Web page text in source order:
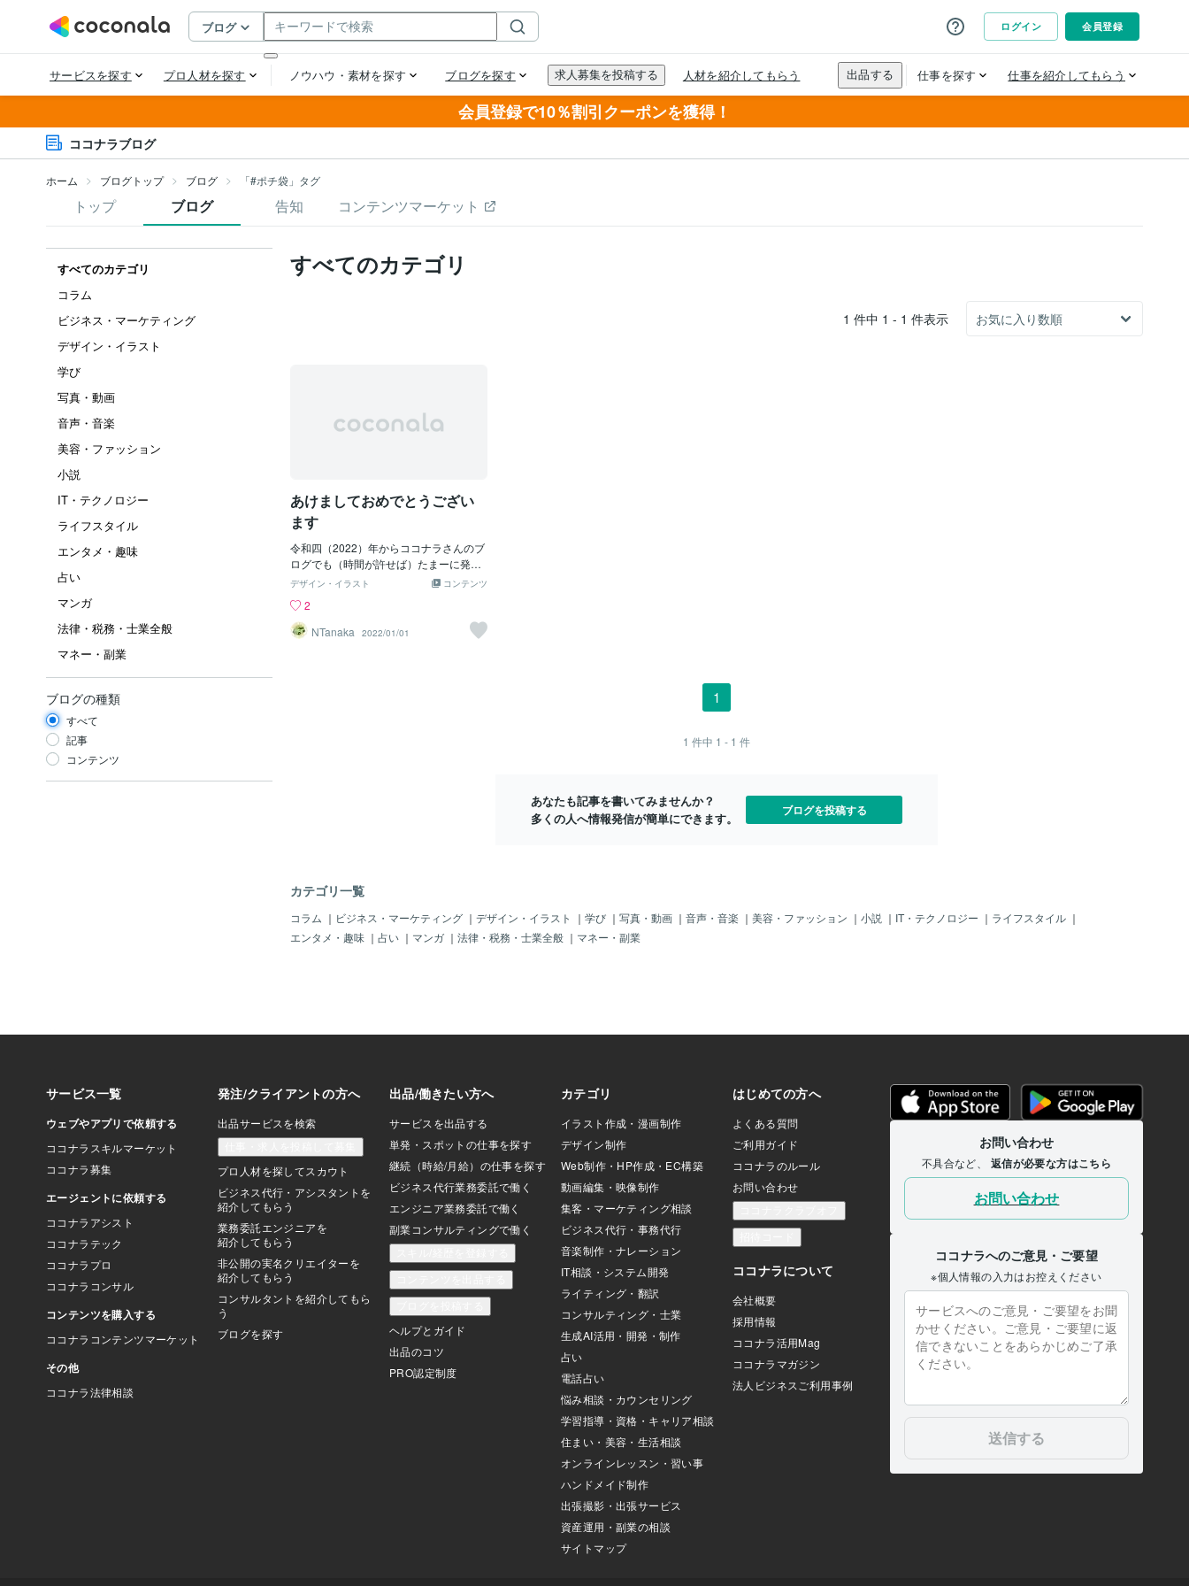
会員登録で10％割引クーポンを獲得！
ココナラブログ
ホーム ブログトップ ブログ 「#ポチ袋」タグ
トップ ブログ 告知 コンテンツマーケット
すべてのカテゴリ
コラム
ビジネス・マーケティング
デザイン・イラスト
学び
写真・動画
音声・音楽
美容・ファッション
小説
IT・テクノロジー
ライフスタイル
エンタメ・趣味
占い
マンガ
法律・税務・士業全般
マネー・副業
ブログの種類
すべて
記事
コンテンツ
すべてのカテゴリ
1 件中 1 - 1 件表示
あけましておめでとうござい
ます
令和四（2022）年からココナラさんのブ
ログでも（時間が許せば）たまーに発信
していきます。よろしくお願いいたしま
た。よろしかったらご活用ください。白
黒の方は、百均等のカラー用紙（黄色、
厚手）に印刷するとそれらしくなりま
コンテンツ
デザイン・イラスト
2
NTanaka
2022/01/01
1
1 件中 1 - 1 件
あなたも記事を書いてみませんか？
多くの人へ情報発信が簡単にできます。
ブログを投稿する
カテゴリ一覧
コラム ｜ ビジネス・マーケティング ｜ デザイン・イラスト ｜ 学び ｜ 写真・動画 ｜ 音声・音楽 ｜ 美容・ファッション ｜ 小説 ｜ IT・テクノロジー ｜ ライフスタイル ｜
エンタメ・趣味 ｜ 占い ｜ マンガ ｜ 法律・税務・士業全般 ｜ マネー・副業